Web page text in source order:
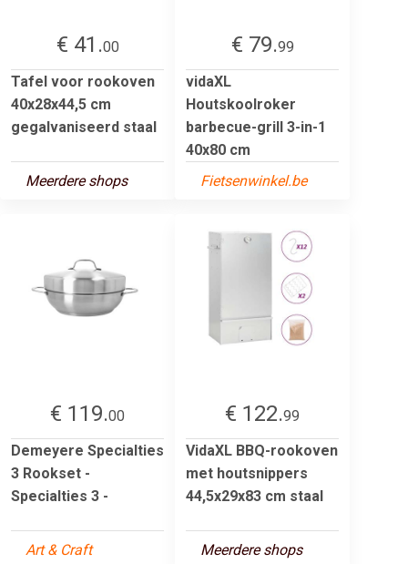
€ 41.00
Tafel voor rookoven
40x28x44,5 cm
gegalvaniseerd staal
Meerdere shops
€ 79.99
vidaXL
Houtskoolroker
barbecue-grill 3-in-1
40x80 cm
Fietsenwinkel.be
€ 119.00
Demeyere Specialties
3 Rookset -
Specialties 3 -
Art & Craft
€ 122.99
VidaXL BBQ-rookoven
met houtsnippers
44,5x29x83 cm staal
Meerdere shops